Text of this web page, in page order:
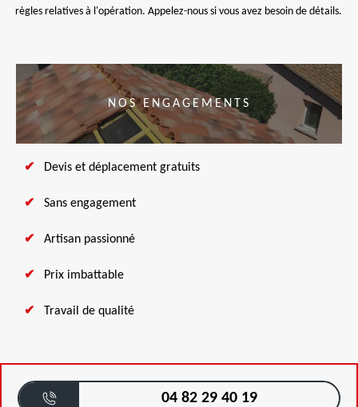
règles relatives à l'opération. Appelez-nous si vous avez besoin de détails.
NOS ENGAGEMENTS
Devis et déplacement gratuits
Sans engagement
Artisan passionné
Prix imbattable
Travail de qualité
04 82 29 40 19